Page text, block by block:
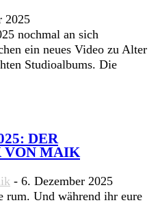
2025
nochmal an sich
ein neues Video zu Alter
Studioalbums. Die
DER
VON MAIK
- 6. Dezember 2025
rum. Und während ihr eure